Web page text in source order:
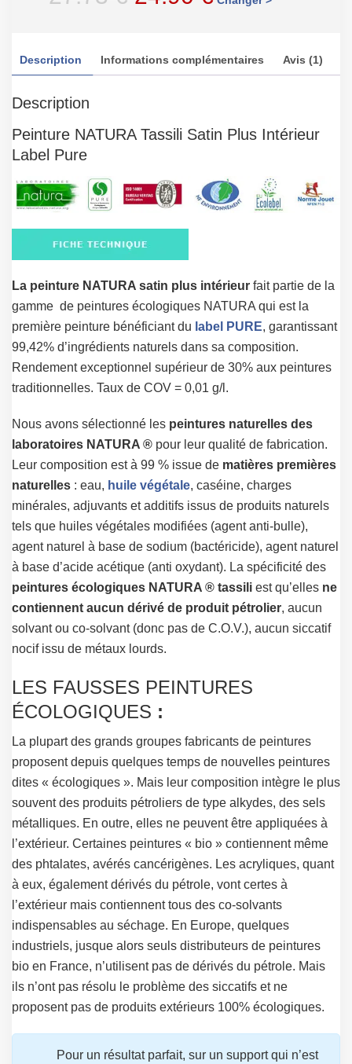
était :
est :
Description Informations complémentaires Avis (1)
Description
Peinture NATURA Tassili Satin Plus Intérieur
Label Pure
La peinture NATURA satin plus intérieur fait partie de la
gamme de peintures écologiques NATURA qui est la
première peinture bénéficiant du label PURE, garantissant
99,42% d’ingrédients naturels dans sa composition.
Rendement exceptionnel supérieur de 30% aux peintures
traditionnelles. Taux de COV = 0,01 g/l.
Nous avons sélectionné les peintures naturelles des
laboratoires NATURA ® pour leur qualité de fabrication.
Leur composition est à 99 % issue de matières premières
naturelles : eau, huile végétale, caséine, charges
minérales, adjuvants et additifs issus de produits naturels
tels que huiles végétales modifiées (agent anti-bulle),
agent naturel à base de sodium (bactéricide), agent naturel
à base d’acide acétique (anti oxydant). La spécificité des
peintures écologiques NATURA ® tassili est qu’elles ne
contiennent aucun dérivé de produit pétrolier, aucun
solvant ou co-solvant (donc pas de C.O.V.), aucun siccatif
nocif issu de métaux lourds.
LES FAUSSES PEINTURES
ÉCOLOGIQUES :
La plupart des grands groupes fabricants de peintures
proposent depuis quelques temps de nouvelles peintures
dites « écologiques ». Mais leur composition intègre le plus
souvent des produits pétroliers de type alkydes, des sels
métalliques. En outre, elles ne peuvent être appliquées à
l’extérieur. Certaines peintures « bio » contiennent même
des phtalates, avérés cancérigènes. Les acryliques, quant
à eux, également dérivés du pétrole, vont certes à
l’extérieur mais contiennent tous des co-solvants
indispensables au séchage. En Europe, quelques
industriels, jusque alors seuls distributeurs de peintures
bio en France, n’utilisent pas de dérivés du pétrole. Mais
ils n’ont pas résolu le problème des siccatifs et ne
proposent pas de produits extérieurs 100% écologiques.
Pour un résultat parfait, sur un support qui n’est